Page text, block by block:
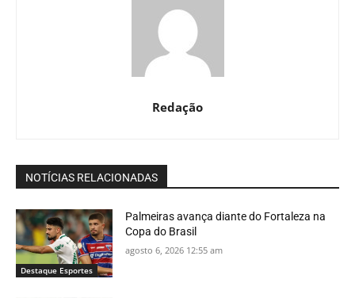
Redação
NOTÍCIAS RELACIONADAS
Destaque Esportes
Palmeiras avança diante do Fortaleza na
Copa do Brasil
agosto 6, 2026 12:55 am